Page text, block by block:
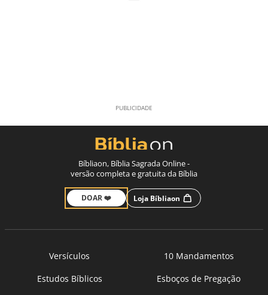
Bíbliaon, Bíblia Sagrada Online -
versão completa e gratuita da Bíblia
DOAR ❤️ Loja Bíbliaon
Versículos
10 Mandamentos
Estudos Bíblicos
Esboços de Pregação